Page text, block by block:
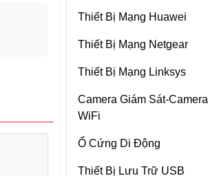
Ubiquiti AirMAX
Ubiquiti Bundles
Ubiquiti Cable
Thiết Bị Mạng Huawei
Thiết Bị Mạng Netgear
Thiết Bị Mạng Linksys
Camera Giám Sát-Camera
WiFi
Ổ Cứng Di Động
Thiết Bị Lưu Trữ USB